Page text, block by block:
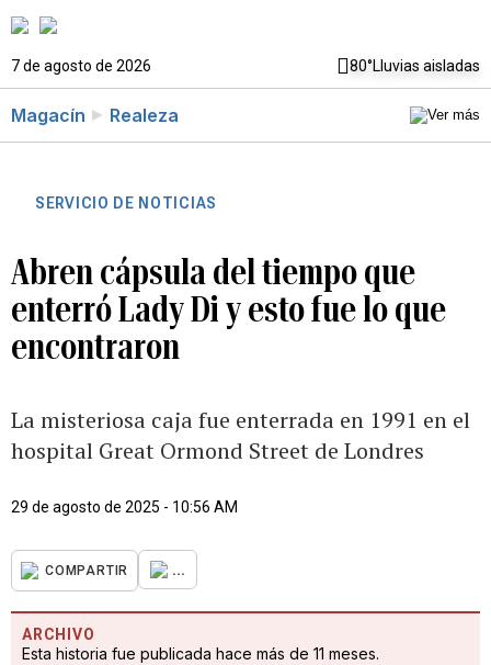
7 de agosto de 2026 80°Lluvias aisladas
Magacín Realeza
SERVICIO DE NOTICIAS
Abren cápsula del tiempo que
enterró Lady Di y esto fue lo que
encontraron
La misteriosa caja fue enterrada en 1991 en el
hospital Great Ormond Street de Londres
29 de agosto de 2025 - 10:56 AM
COMPARTIR ...
ARCHIVO
Esta historia fue publicada hace más de 11 meses.